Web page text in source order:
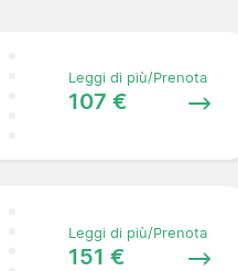
Leggi di più/Prenota
107 €
Leggi di più/Prenota
151 €